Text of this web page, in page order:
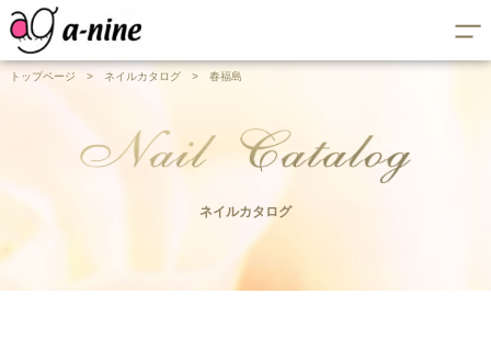
トップページ > ネイルカタログ > 春福島
ネイルカタログ